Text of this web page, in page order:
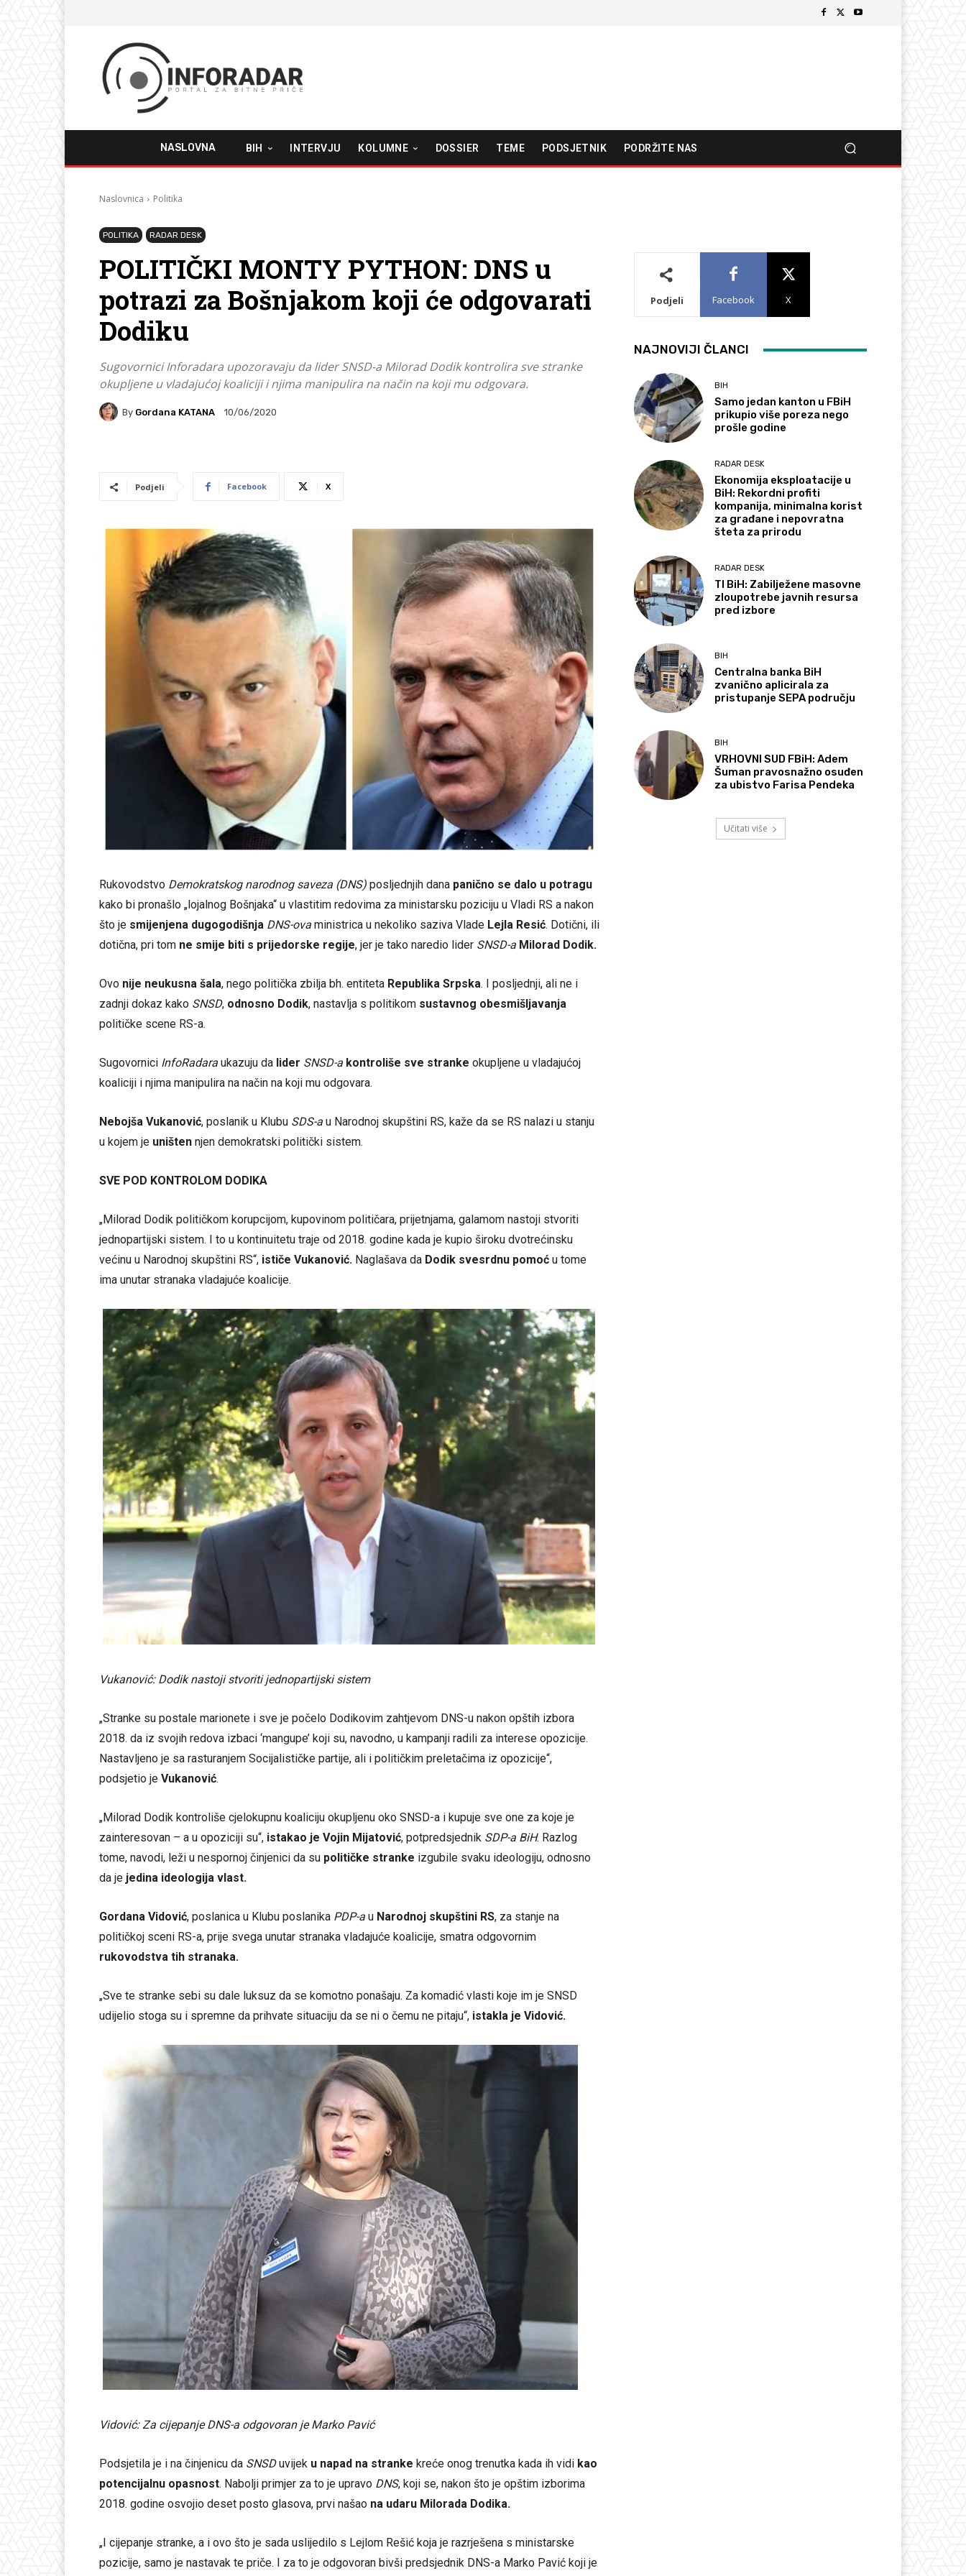
NASLOVNA BIH INTERVJU KOLUMNE DOSSIER TEME PODSJETNIK PODRŽITE NAS
Naslovnica Politika
POLITIKA RADAR DESK
POLITIČKI MONTY PYTHON: DNS u
potrazi za Bošnjakom koji će odgovarati
Dodiku
Sugovornici Inforadara upozoravaju da lider SNSD-a Milorad Dodik kontrolira sve stranke
okupljene u vladajućoj koaliciji i njima manipulira na način na koji mu odgovara.
By Gordana KATANA 10/06/2020
Podjeli Facebook X
Rukovodstvo Demokratskog narodnog saveza (DNS) posljednjih dana panično se dalo u potragu
kako bi pronašlo „lojalnog Bošnjaka“ u vlastitim redovima za ministarsku poziciju u Vladi RS a nakon
što je smijenjena dugogodišnja DNS-ova ministrica u nekoliko saziva Vlade Lejla Resić. Dotični, ili
dotična, pri tom ne smije biti s prijedorske regije, jer je tako naredio lider SNSD-a Milorad Dodik.
Ovo nije neukusna šala, nego politička zbilja bh. entiteta Republika Srpska. I posljednji, ali ne i
zadnji dokaz kako SNSD, odnosno Dodik, nastavlja s politikom sustavnog obesmišljavanja
političke scene RS-a.
Sugovornici InfoRadara ukazuju da lider SNSD-a kontroliše sve stranke okupljene u vladajućoj
koaliciji i njima manipulira na način na koji mu odgovara.
Nebojša Vukanović, poslanik u Klubu SDS-a u Narodnoj skupštini RS, kaže da se RS nalazi u stanju
u kojem je uništen njen demokratski politički sistem.
SVE POD KONTROLOM DODIKA
„Milorad Dodik političkom korupcijom, kupovinom političara, prijetnjama, galamom nastoji stvoriti
jednopartijski sistem. I to u kontinuitetu traje od 2018. godine kada je kupio široku dvotrećinsku
većinu u Narodnoj skupštini RS“, ističe Vukanović. Naglašava da Dodik svesrdnu pomoć u tome
ima unutar stranaka vladajuće koalicije.
Vukanović: Dodik nastoji stvoriti jednopartijski sistem
„Stranke su postale marionete i sve je počelo Dodikovim zahtjevom DNS-u nakon opštih izbora
2018. da iz svojih redova izbaci ‘mangupe’ koji su, navodno, u kampanji radili za interese opozicije.
Nastavljeno je sa rasturanjem Socijalističke partije, ali i političkim preletačima iz opozicije“,
podsjetio je Vukanović.
„Milorad Dodik kontroliše cjelokupnu koaliciju okupljenu oko SNSD-a i kupuje sve one za koje je
zainteresovan – a u opoziciji su“, istakao je Vojin Mijatović, potpredsjednik SDP-a BiH. Razlog
tome, navodi, leži u nespornoj činjenici da su političke stranke izgubile svaku ideologiju, odnosno
da je jedina ideologija vlast.
Gordana Vidović, poslanica u Klubu poslanika PDP-a u Narodnoj skupštini RS, za stanje na
političkoj sceni RS-a, prije svega unutar stranaka vladajuće koalicije, smatra odgovornim
rukovodstva tih stranaka.
„Sve te stranke sebi su dale luksuz da se komotno ponašaju. Za komadić vlasti koje im je SNSD
udijelio stoga su i spremne da prihvate situaciju da se ni o čemu ne pitaju“, istakla je Vidović.
Vidović: Za cijepanje DNS-a odgovoran je Marko Pavić
Podsjetila je i na činjenicu da SNSDuvijek u napad na stranke kreće onog trenutka kada ih vidi kao
potencijalnu opasnost. Nabolji primjer za to je upravo DNS, koji se, nakon što je opštim izborima
2018. godine osvojio deset posto glasova, prvi našao na udaru Milorada Dodika.
„I cijepanje stranke, a i ovo što je sada uslijedilo s Lejlom Rešić koja je razrješena s ministarske
pozicije, samo je nastavak te priče. I za to je odgovoran bivši predsjednik DNS-a Marko Pavić koji je
Podjeli Facebook X
NAJNOVIJI ČLANCI
BIH
Samo jedan kanton u FBiH
prikupio više poreza nego
prošle godine
RADAR DESK
Ekonomija eksploatacije u
BiH: Rekordni profiti
kompanija, minimalna korist
za građane i nepovratna
šteta za prirodu
RADAR DESK
TI BiH: Zabilježene masovne
zloupotrebe javnih resursa
pred izbore
BIH
Centralna banka BiH
zvanično aplicirala za
pristupanje SEPA području
BIH
VRHOVNI SUD FBiH: Adem
Šuman pravosnažno osuđen
za ubistvo Farisa Pendeka
Učitati više